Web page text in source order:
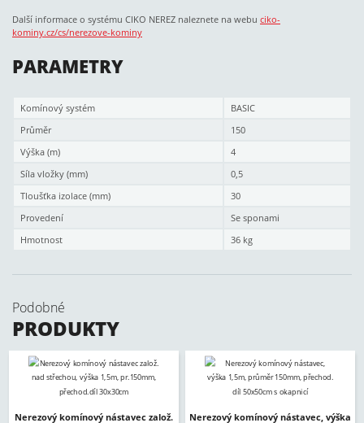
Další informace o systému CIKO NEREZ naleznete na webu ciko-
kominy.cz/cs/nerezove-kominy
PARAMETRY
Komínový systém
BASIC
Průměr
150
Výška (m)
4
Síla vložky (mm)
0,5
Tloušťka izolace (mm)
30
Provedení
Se sponami
Hmotnost
36 kg
Podobné
PRODUKTY
Nerezový komínový nástavec založ. Nerezový komínový nástavec, výška